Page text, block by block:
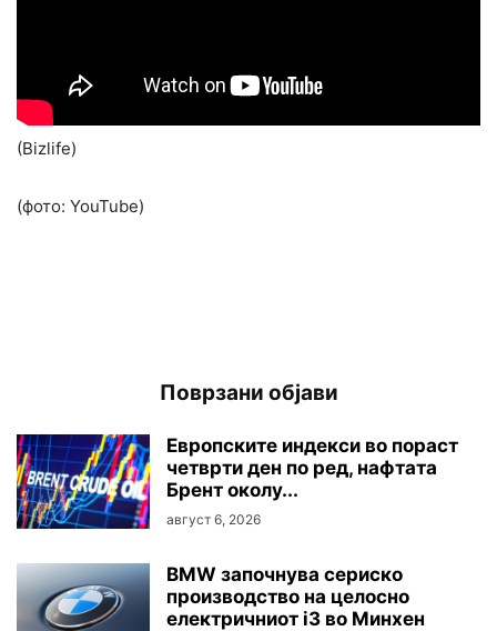
(Bizlife)
(фото: YouTube)
Поврзани објави
Европските индекси во пораст
четврти ден по ред, нафтата
Брент околу...
август 6, 2026
BMW започнува сериско
производство на целосно
електричниот i3 во Минхен